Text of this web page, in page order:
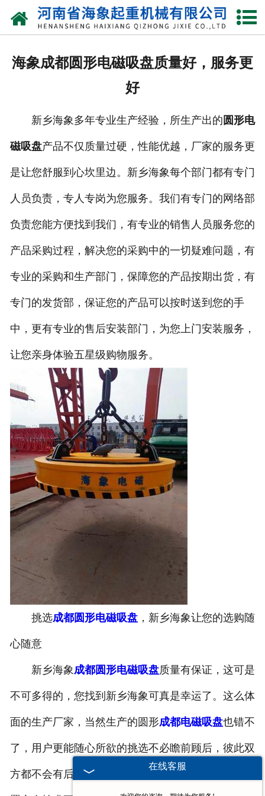
网站首页
厂区一角
案例展示
联系我们
海象成都圆形电磁吸盘质量好，服务更
好
新乡海象多年专业生产经验，所生产出的 圆形电
磁吸盘产品不仅质量过硬，性能优越，厂家的服务更
是让您舒服到心坎里边。新乡海象每个部门都有专门
人员负责，专人专岗为您服务。我们有专门的网络部
负责您能方便找到我们，有专业的销售人员服务您的
产品采购过程，解决您的采购中的一切疑难问题，有
专业的采购和生产部门，保障您的产品按期出货，有
专门的发货部，保证您的产品可以按时送到您的手
中，更有专业的售后安装部门，为您上门安装服务，
让您亲身体验五星级购物服务。
挑选成都圆形电磁吸盘，新乡海象让您的选购随
心随意
新乡海象成都圆形电磁吸盘质量有保证，这可是
不可多得的，您找到新乡海象可真是幸运了。这么体
面的生产厂家，当然生产的圆形成都电磁吸盘也错不
了，用户更能随心所欲的挑选不必瞻前顾后，彼此双
方都不会有后顾之忧。新乡海象圆形成都电磁吸盘
在线客服